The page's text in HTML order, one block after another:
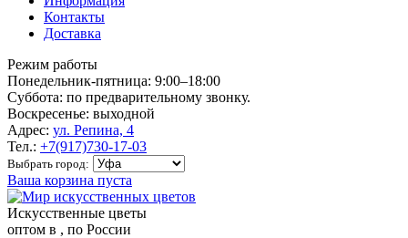
Контакты
Доставка
Режим работы
Понедельник-пятница: 9:00–18:00
Суббота: по предварительному звонку.
Воскресенье: выходной
Адрес: ул. Репина, 4
Тел.: +7(917)730-17-03
Выбрать город:
Ваша корзина пуста
Искусственные цветы
оптом в , по России